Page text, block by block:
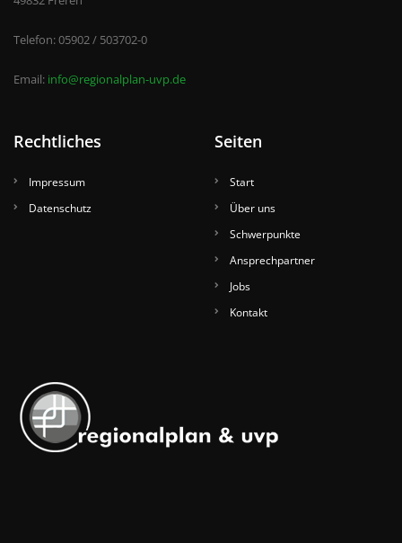
Telefon: 05902 / 503702-0
Email: info@regionalplan-uvp.de
Rechtliches
Impressum
Datenschutz
Seiten
Start
Über uns
Schwerpunkte
Ansprechpartner
Jobs
Kontakt